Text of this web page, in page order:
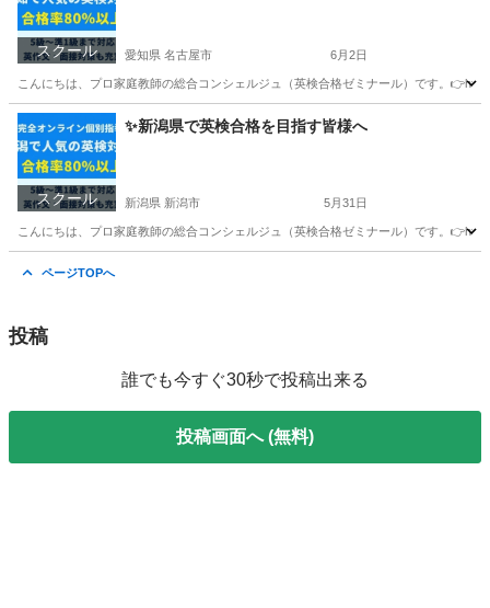
スクール 愛知県 名古屋市 6月2日
こんにちは、プロ家庭教師の総合コンシェルジュ（英検合格ゼミナール）です。
愛知 名古屋市 英検 オンライン
スクール
✨新潟県で英検合格を目指す皆様へ
新潟県 新潟市 5月31日
こんにちは、プロ家庭教師の総合コンシェルジュ（英検合格ゼミナール）です。
ページTOPへ
投稿
誰でも今すぐ30秒で投稿出来る
投稿画面へ (無料)